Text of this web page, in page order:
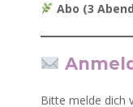
Abo (3
Bitte melde dich